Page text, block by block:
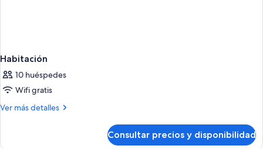
Habitación
10 huéspedes
Wifi gratis
Ver más detalles
Más
Consultar precios y disponibilidad